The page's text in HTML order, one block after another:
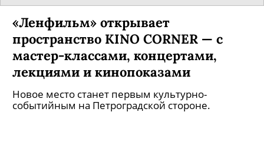
Как Максим Диденко снял арт-
сериал «амроН» с Собчак-
президентом и Горчилиным-дрэг-
квин
«Собака.ru» узнала у театрального режиссера,
что сейчас считать новой нормой и почему
любое художественное (и не только)
высказывание становится политическим.